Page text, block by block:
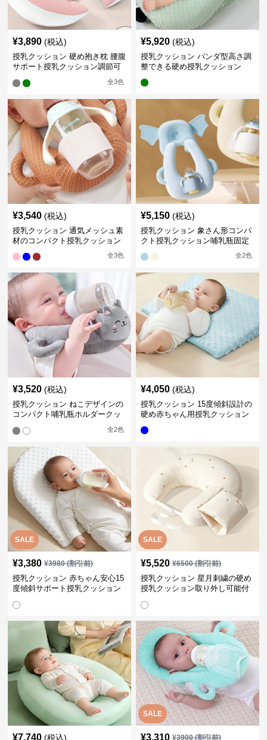
¥3,890 (税込)
授乳クッション 硬め抱き枕 腰腹
サポート授乳クッション調節可
全3色
¥5,920 (税込)
授乳クッション パンダ型高さ調
整できる硬め授乳クッション
¥3,540 (税込)
授乳クッション 通気メッシュ素
材のコンパクト授乳クッション
全3色
¥5,150 (税込)
授乳クッション 象さん形コンパ
クト授乳クッション哺乳瓶固定
全2色
¥3,520 (税込)
授乳クッション ねこデザインの
コンパクト哺乳瓶ホルダークッ
全2色
¥4,050 (税込)
授乳クッション 15度傾斜設計の
硬め赤ちゃん用授乳クッション
SALE
¥3,380 ¥3980(割引前)
授乳クッション 赤ちゃん安心15
度傾斜サポート授乳クッション
SALE
¥5,520 ¥6500(割引前)
授乳クッション 星月刺繍の硬め
授乳クッション取り外し可能付
¥7,740 (税込)
SALE
¥3,310 ¥3900(割引前)